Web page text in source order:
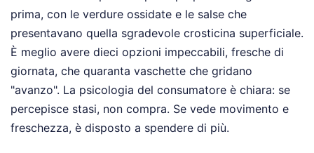
prima, con le verdure ossidate e le salse che
presentavano quella sgradevole crosticina superficiale.
È meglio avere dieci opzioni impeccabili, fresche di
giornata, che quaranta vaschette che gridano
"avanzo". La psicologia del consumatore è chiara: se
percepisce stasi, non compra. Se vede movimento e
freschezza, è disposto a spendere di più.